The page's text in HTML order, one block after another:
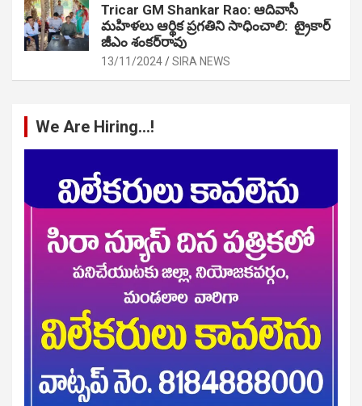
Tricar GM Shankar Rao: ఆదివాసీ
మహిళలు ఆర్థిక ప్రగతిని సాధించాలి: ట్రైకార్
జీఎం శంకర్‌రావు
13/11/2024 SIRA NEWS
We Are Hiring…!